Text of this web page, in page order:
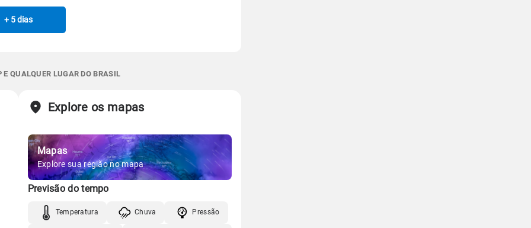
06:42h às 17:51h
Chuva
06:42h às 17:51h
Vento Umidade
ManhãTarde
0.0mm
06:41h às 17:51h
Nova
Gráfico
Vento Umidade
+ 5 dias
QUALQUER LUGAR DO BRASIL
Explore os mapas
Mapas
Explore sua região no mapa
Previsão do tempo
Temperatura Chuva Pressão